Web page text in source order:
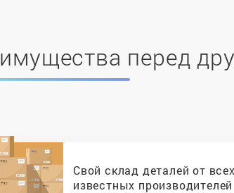
перед
Свой склад деталей от всех
известных производителей